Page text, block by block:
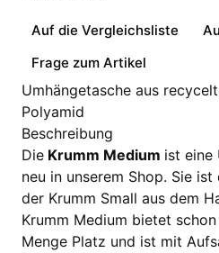
Auf die Vergleichsliste
Frage zum Artikel
Umhängetasche aus
Polyamid
Beschreibung
Die Krumm Medium ist eine
neu in unserem Shop. Sie
der Krumm Small aus dem
Krumm Medium bietet
Menge Platz und ist mit